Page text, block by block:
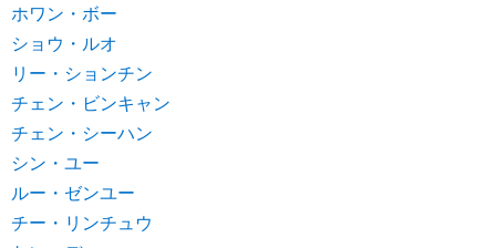
ホワン・ボー
ショウ・ルオ
リー・ションチン
チェン・ビンキャン
チェン・シーハン
シン・ユー
ルー・ゼンユー
チー・リンチュウ